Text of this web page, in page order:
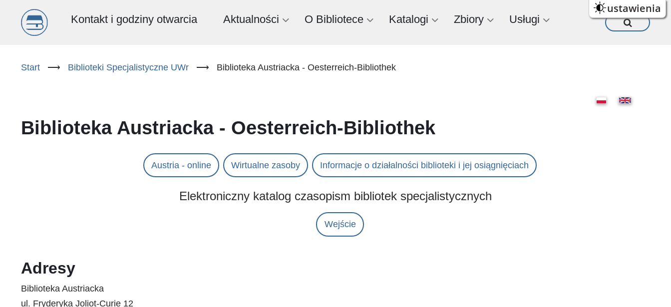
ustawienia
Menu
(PL)
Kontakt i godziny otwarcia Aktualności O Bibliotece Katalogi Zbiory Usługi
Start ⟶ Biblioteki Specjalistyczne UWr ⟶ Biblioteka Austriacka - Oesterreich-Bibliothek
Biblioteka Austriacka - Oesterreich-Bibliothek
Austria - online Wirtualne zasoby Informacje o działalności biblioteki i jej osiągnięciach
Elektroniczny katalog czasopism bibliotek specjalistycznych
Wejście
Adresy
Biblioteka Austriacka
ul. Fryderyka Joliot-Curie 12